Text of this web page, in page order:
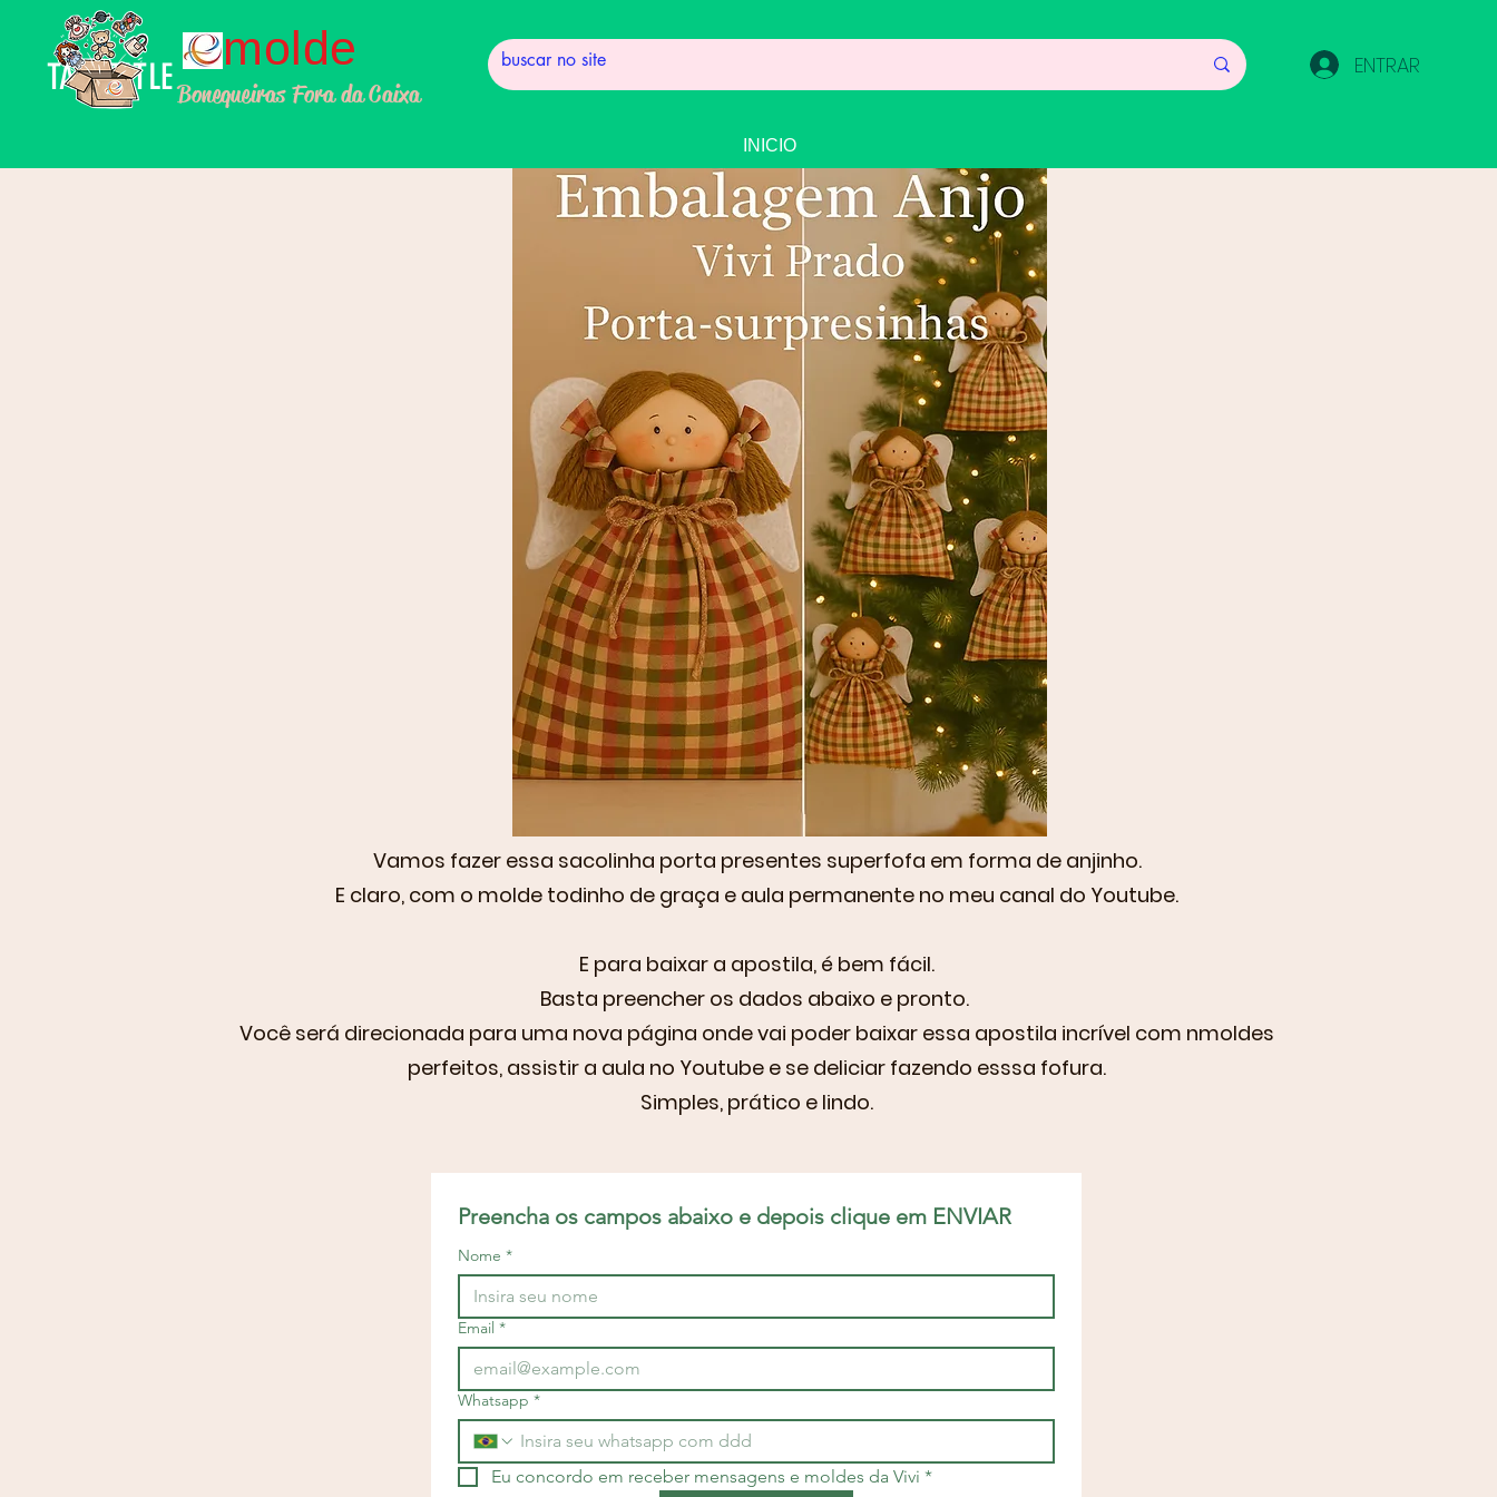
molde
Bonequeiras Fora da Caixa
ENTRAR
INICIO
Vamos fazer essa sacolinha porta presentes superfofa em forma de anjinho.
E claro, com o molde todinho de graça e aula permanente no meu canal do Youtube.
E para baixar a apostila, é bem fácil.
Basta preencher os dados abaixo e pronto.
Você será direcionada para uma nova página onde vai poder baixar essa apostila incrível com nmoldes
perfeitos, assistir a aula no Youtube e se deliciar fazendo esssa fofura.
Simples, prático e lindo.
Preencha os campos abaixo e depois clique em ENVIAR
Nome *
Email *
Whatsapp *
Eu concordo em receber mensagens e moldes da Vivi *
TALL TITLE